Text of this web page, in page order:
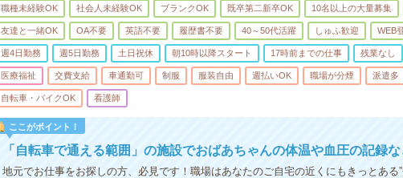
職種未経験OK 社会人未経験OK ブランクOK 既卒第二新卒OK 10名以上の大量募集
友達と一緒OK OA不要 英語不要 履歴書不要 40～50代活躍 しゅふ歓迎 WEB
週4日勤務 週5日勤務 土日祝休 朝10時以降スタート 17時前までの仕事 残業なし
医療福祉 交費支給 車通勤可 制服 服装自由 週払いOK 職場が分煙 派遣多
自転車・バイクOK 看護師
ここがポイント！
「自転車で通える範囲」の施設でおばあちゃんの体温や血圧の記録
地元でお仕事をお探しの方、必見です！職場はあなたのご自宅の近くにもきっとある